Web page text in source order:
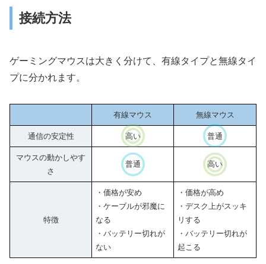
接続方法
ゲーミングマウスは大きく分けて、有線タイプと無線タイ
プに分かれます。
有線マウス 無線マウス
通信の安定性 高い 普通
マウスの動かしやす
さ
普通 高い
特徴
・価格が安め
・ケーブルが邪魔に
なる
・バッテリー切れが
ない
・価格が高め
・デスク上がスッキ
リする
・バッテリー切れが
起こる